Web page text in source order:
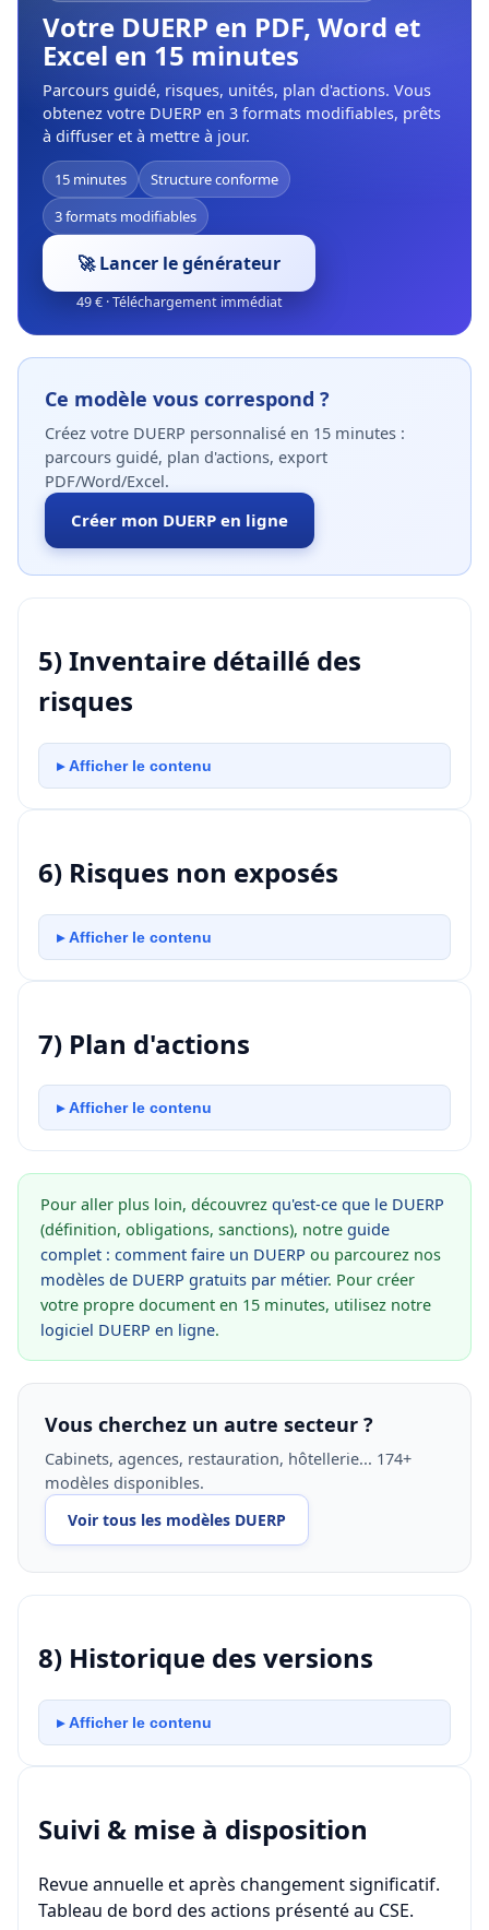
Votre DUERP en PDF, Word et
Excel en 15 minutes
Parcours guidé, risques, unités, plan d'actions. Vous
obtenez votre DUERP en 3 formats modifiables, prêts
à diffuser et à mettre à jour.
15 minutes
Structure conforme
3 formats modifiables
🚀 Lancer le générateur
49 € · Téléchargement immédiat
Ce modèle vous correspond ?
Créez votre DUERP personnalisé en 15 minutes :
parcours guidé, plan d'actions, export
PDF/Word/Excel.
Créer mon DUERP en ligne
5) Inventaire détaillé des
risques
▸ Afficher le contenu
6) Risques non exposés
▸ Afficher le contenu
7) Plan d'actions
▸ Afficher le contenu
Pour aller plus loin, découvrez qu'est-ce que le DUERP
(définition, obligations, sanctions), notre guide
complet : comment faire un DUERP ou parcourez nos
modèles de DUERP gratuits par métier. Pour créer
votre propre document en 15 minutes, utilisez notre
logiciel DUERP en ligne.
Vous cherchez un autre secteur ?
Cabinets, agences, restauration, hôtellerie... 174+
modèles disponibles.
Voir tous les modèles DUERP
8) Historique des versions
▸ Afficher le contenu
Suivi & mise à disposition
Revue annuelle et après changement significatif.
Tableau de bord des actions présenté au CSE.